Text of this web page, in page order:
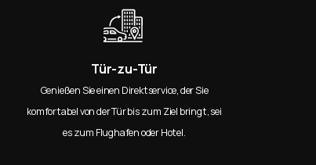
Tür-zu-Tür
Genießen Sie einen Direktservice, der Sie
komfortabel von der Tür bis zum Ziel bringt, sei
es zum Flughafen oder Hotel.